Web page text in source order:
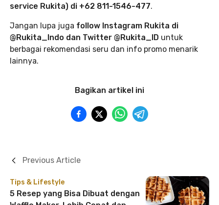
service Rukita) di +62 811-1546-477.
Jangan lupa juga follow Instagram Rukita di
@Rukita_Indo dan Twitter @Rukita_ID untuk
berbagai rekomendasi seru dan info promo menarik
lainnya.
Bagikan artikel ini
Tips & Lifestyle
5 Resep yang Bisa Dibuat dengan
Previous Article